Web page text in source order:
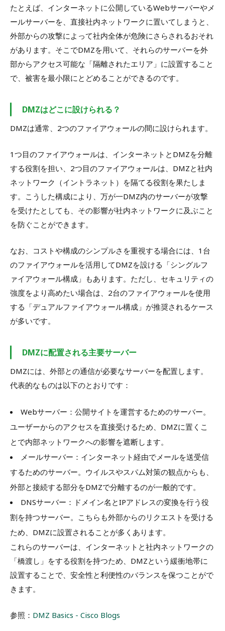
たとえば、インターネットに公開しているWebサーバーやメ
ールサーバーを、直接社内ネットワークに置いてしまうと、
外部からの攻撃によって社内全体が危険にさらされるおそれ
があります。そこでDMZを用いて、それらのサーバーを外
部からアクセス可能な「隔離されたエリア」に設置すること
で、被害を最小限にとどめることができるのです。
DMZはどこに設けられる？
DMZは通常、2つのファイアウォールの間に設けられます。
1つ目のファイアウォールは、インターネットとDMZを分離
する役割を担い、2つ目のファイアウォールは、DMZと社内
ネットワーク（イントラネット）を隔てる役割を果たしま
す。こうした構成により、万が一DMZ内のサーバーが攻撃
を受けたとしても、その影響が社内ネットワークに及ぶこと
を防ぐことができます。
なお、コストや構成のシンプルさを重視する場合には、1台
のファイアウォールを活用してDMZを設ける「シングルフ
ァイアウォール構成」もあります。ただし、セキュリティの
強度をより高めたい場合は、2台のファイアウォールを使用
する「デュアルファイアウォール構成」が推奨されるケース
が多いです。
DMZに配置される主要サーバー
DMZには、外部との通信が必要なサーバーを配置します。
代表的なものは以下のとおりです：
Webサーバー：公開サイトを運営するためのサーバー。
ユーザーからのアクセスを直接受けるため、DMZに置くこ
とで内部ネットワークへの影響を遮断します。
メールサーバー：インターネット経由でメールを送受信
するためのサーバー。ウイルスやスパム対策の観点からも、
外部と接続する部分をDMZで分離するのが一般的です。
DNSサーバー：ドメイン名とIPアドレスの変換を行う役
割を持つサーバー。こちらも外部からのリクエストを受ける
ため、DMZに設置されることが多くあります。
これらのサーバーは、インターネットと社内ネットワークの
「橋渡し」をする役割を持つため、DMZという緩衝地帯に
設置することで、安全性と利便性のバランスを保つことがで
きます。
参照： DMZ Basics - Cisco Blogs